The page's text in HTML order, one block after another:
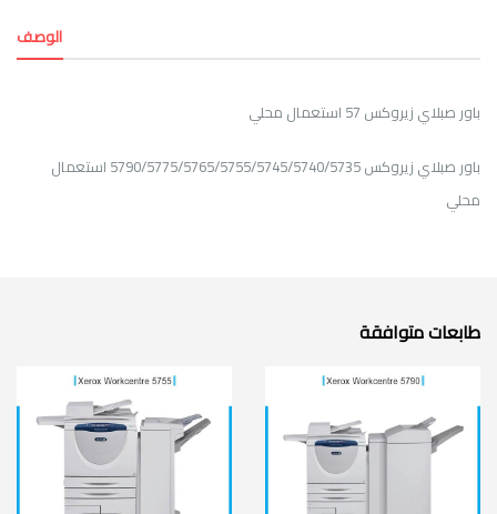
الوصف
باور صبلاي زيروكس 57 استعمال محلي
باور صبلاي زيروكس 5790/5775/5765/5755/5745/5740/5735 استعمال
محلي
طابعات متوافقة